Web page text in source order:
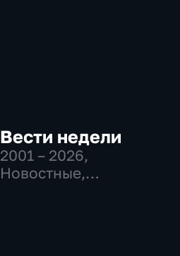
Вести недели
2001 – 2026,
Новостные,